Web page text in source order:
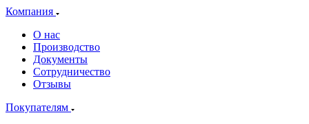
Компания
О нас
Производство
Документы
Сотрудничество
Отзывы
Покупателям